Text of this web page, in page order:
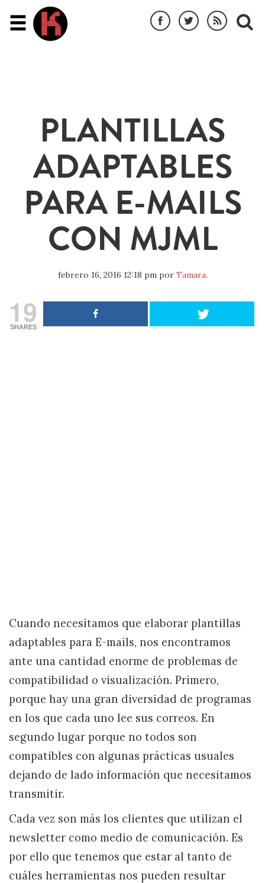
PLANTILLAS
ADAPTABLES
PARA E-MAILS
CON MJML
febrero 16, 2016 12:18 pmpor Tamara.
19
SHARES
Cuando necesitamos que elaborar plantillas
adaptables para E-mails, nos encontramos
ante una cantidad enorme de problemas de
compatibilidad o visualización. Primero,
porque hay una gran diversidad de programas
en los que cada uno lee sus correos. En
segundo lugar porque no todos son
compatibles con algunas prácticas usuales
dejando de lado información que necesitamos
transmitir.
Cada vez son más los clientes que utilizan el
newsletter como medio de comunicación. Es
por ello que tenemos que estar al tanto de
cuáles herramientas nos pueden resultar